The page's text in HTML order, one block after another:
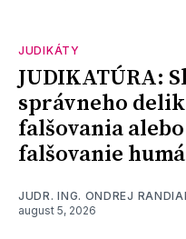
JUDIKÁTY
JUDIKATÚRA:
správneho
falšovania
falšovanie
JUDR. ING. ONDREJ
august 5, 2026